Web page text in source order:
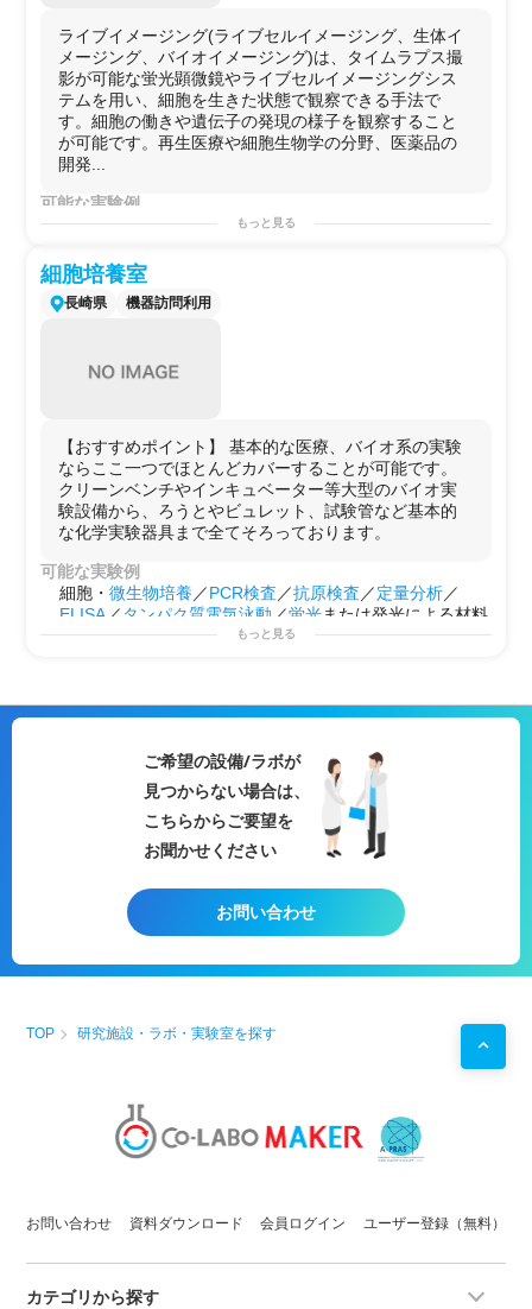
ライブイメージング(ライブセルイメージング、生体イ
メージング、バイオイメージング)は、タイムラプス撮
影が可能な蛍光顕微鏡やライブセルイメージングシス
テムを用い、細胞を生きた状態で観察できる手法で
す。細胞の働きや遺伝子の発現の様子を観察すること
が可能です。再生医療や細胞生物学の分野、医薬品の
開発...
可能な実験例
​培養観察や胚発生時の動きの観察、幹細胞の挙動観察、
死の分析、幹細胞
観察、生体内調査、トランフェクション効率の決定、下
等真核 生物の観察、タンパク質
・第2のラボとして！
使用
もっと見る
細胞培養室
長崎県 機器訪問利用
【おすすめポイント】 基本的な医療、バイオ系の実験
ならここ一つでほとんどカバーすることが可能です。
クリーンベンチやインキュベーター等大型のバイオ実
験設備から、ろうとやビュレット、試験管など基本的
な化学実験器具まで全てそろっております。
可能な実験例
細胞・微生物培養／PCR検査／抗原検査／定量分析／
ELISA ／ タンパク質電気泳動 ／蛍光または発光による材料
調査・分析／生物学的材料の調査・分析／遺伝子解析
などに！
▷会社や大学で行えないサイドプロジェクトを行う場とし
▷御社の第2のラボとして！
もっと見る
ご希望の設備/ラボが
見つからない場合は、
こちらからご要望を
お聞かせください
お問い合わせ
TOP 研究施設・ラボ・実験室を探す
お問い合わせ 資料ダウンロード 会員ログイン ユーザー登録（無料）
カテゴリから探す